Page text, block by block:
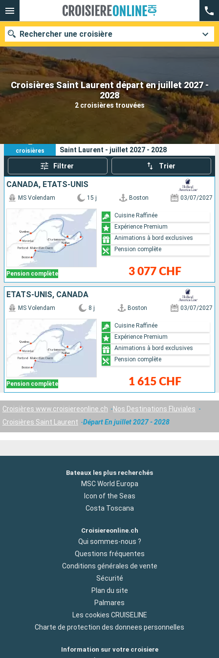
Croisières Saint Laurent départ en juillet 2027 -
2028
2 croisières trouvées
Rechercher une croisière
Nos destinations
Compagnies
Rechercher
2
croisières
Vos critères de recherche :
Saint Laurent - juillet 2027 - 2028
Filtrer Trier
CANADA, ÉTATS-UNIS
Pension complète
MS Volendam 15 j Boston 03/07/2027
3 077 CHF
Cuisine Raffinée
Expérience Premium
Animations à bord exclusives
Pension complète
ÉTATS-UNIS, CANADA
Pension complète
MS Volendam 8 j Boston 03/07/2027
1 615 CHF
Cuisine Raffinée
Expérience Premium
Animations à bord exclusives
Pension complète
Croisières www.croisiereonline.ch
Nos Destinations Fluviales
Croisières Saint Laurent
Départ En juillet 2027 - 2028
Bateaux les plus recherchés
MSC World Europa
Icon of the Seas
Costa Toscana
Croisiereonline.ch
Qui sommes-nous ?
Questions fréquentes
Conditions générales de vente
Sécurité
Plan du site
Palmares
Les cookies CRUISELINE
Charte de protection des donnees personnelles
Information sur votre croisiere